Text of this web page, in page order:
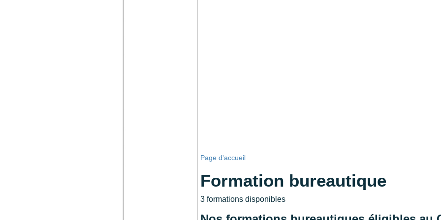
Page d'accueil
Formation bureautique
3 formations disponibles